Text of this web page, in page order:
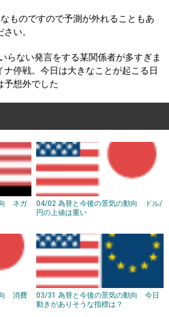
ものですので予測が外れることもあ
い。
ない発言をする某関係者が多すぎま
停戦。今日は大きなことが起こる日
予想外でした
向 ネガ
04/02 為替と今後の景気の動向 ドル/
円の上値は重い
向 消費
03/31 為替と今後の景気の動向 今日
動きがありそうな指標は？